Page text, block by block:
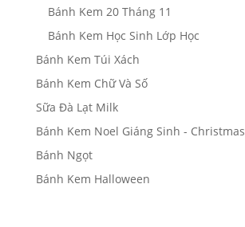
Bánh Kem 20 Tháng 11
Bánh Kem Học Sinh Lớp Học
Bánh Kem Túi Xách
Bánh Kem Chữ Và Số
Sữa Đà Lạt Milk
Bánh Kem Noel Giáng Sinh - Christmas
Bánh Ngọt
Bánh Kem Halloween